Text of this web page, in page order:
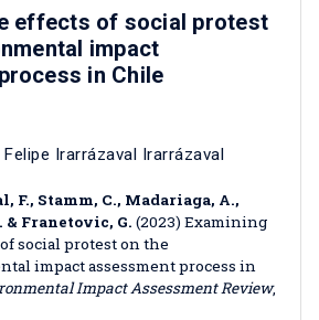
effects of social protest
impact
in Chile
Felipe Irarrázaval Irarrázaval
F., Stamm, C., Madariaga, A.,
Franetovic, G. (2023) Examining
social protest on the
impact assessment process in
Impact Assessment Review,